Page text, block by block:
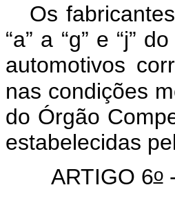
Os
“a” a “g” e “j”
automotivos
nas condições
do Órgão
estabelecidas
ARTIGO 6o-